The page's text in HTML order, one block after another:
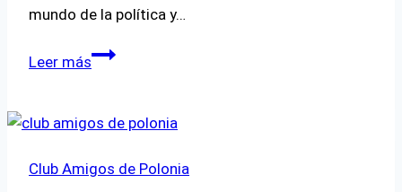
mundo de la política y…
Leer másIgnacy
–
de
Club Amigos de Polonia